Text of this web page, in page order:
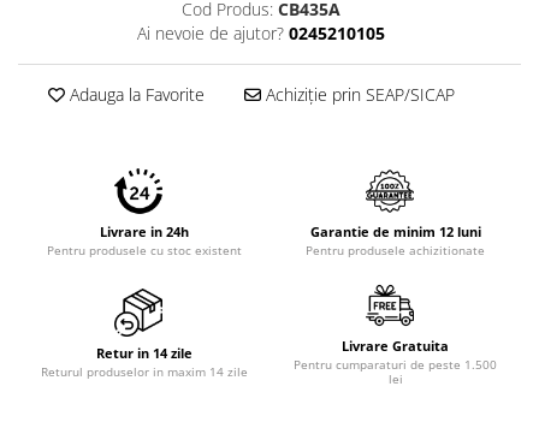
Imprimante 3D
Accesorii imprimante 3D
Laptopuri / notebookuri
Laptopuri gaming
Ultrabookuri
Laptop-uri 2 in 1
Accesorii laptop
Mini PC AI
Cod Produs: CB435A
Ai nevoie de ajutor? 0245210105
Adauga la Favorite Achiziție prin SEAP/SICAP
Livrare in 24h
Pentru produsele cu stoc existent
Garantie de minim 12 luni
Pentru produsele achizitionate
Retur in 14 zile
Returul produselor in maxim 14 zile
Livrare Gratuita
Pentru cumparaturi de peste 1.500
lei